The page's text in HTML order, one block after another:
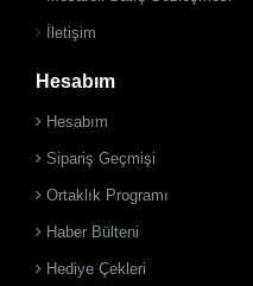
İletişim
Hesabım
Hesabım
Sipariş Geçmişi
Ortaklık Programı
Haber Bülteni
Hediye Çekleri